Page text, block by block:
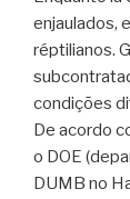
enjaulados,
réptilianos.
condições
De acordo
o DOE
DUMB no